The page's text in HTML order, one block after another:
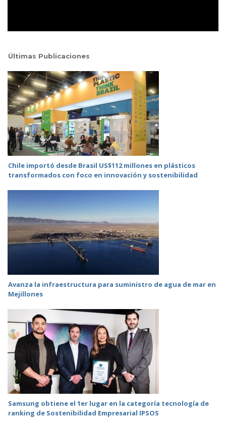
Últimas Publicaciones
Chile importó desde Brasil US$112 millones en plásticos
transformados con foco en innovación y sostenibilidad
Avanza la infraestructura para suministro de agua de mar en
Mejillones
Samsung obtiene el 1er lugar en la categoría tecnología de
ranking de Sostenibilidad Empresarial IPSOS